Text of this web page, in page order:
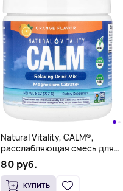
Natural Vitality, CALM®,
расслабляющая смесь для
приготовления напитка, со
вкусом апельсина, 227 г (8
унций)
80 руб.
КУПИТЬ